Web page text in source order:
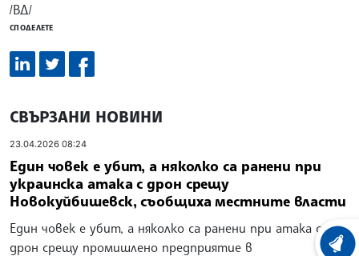
/ВД/
СПОДЕЛЕТЕ
СВЪРЗАНИ НОВИНИ
23.04.2026 08:24
Един човек е убит, а няколко са ранени при
украинска атака с дрон срещу
Новокуйбишевск, съобщиха местните власти
Един човек е убит, а няколко са ранени при атака с
дрон срещу промишлено предприятие в